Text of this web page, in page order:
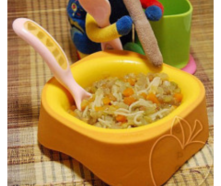
NUESTRA FALSA MINESTRONE
Una sopa completa inspirada en la cocina pobre italiana, sencilla y
saciante, una de las favoritas de Polyanna.